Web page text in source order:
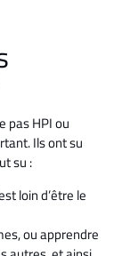
pas HPI ou
Ils ont su
su :
loin d’être le
ou apprendre